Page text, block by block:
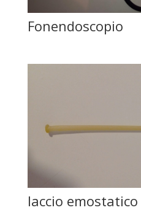
Fonendoscopio
laccio emostatico